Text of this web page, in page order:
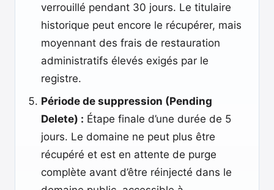
verrouillé pendant 30 jours. Le titulaire
historique peut encore le récupérer, mais
moyennant des frais de restauration
administratifs élevés exigés par le
registre.
Période de suppression (Pending
Delete) : Étape finale d’une durée de 5
jours. Le domaine ne peut plus être
récupéré et est en attente de purge
complète avant d’être réinjecté dans le